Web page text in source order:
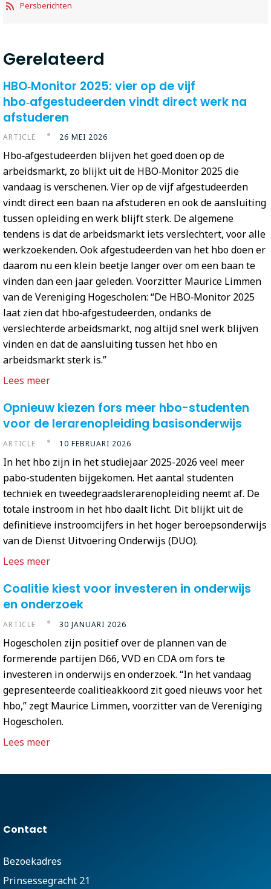
Persberichten
Gerelateerd
HBO‑Monitor 2025: vier op de vijf
hbo‑afgestudeerden vindt direct werk na
afstuderen
ARTICLE 26 MEI 2026
Hbo‑afgestudeerden blijven het goed doen op de
arbeidsmarkt, zo blijkt uit de HBO‑Monitor 2025 die
vandaag is verschenen. Vier op de vijf afgestudeerden
vindt direct een baan na afstuderen en ook de aansluiting
tussen opleiding en werk blijft sterk. De algemene
tendens is dat de arbeidsmarkt iets verslechtert, voor alle
werkzoekenden. Ook afgestudeerden van het hbo doen er
daarom nu een klein beetje langer over om een baan te
vinden dan een jaar geleden. Voorzitter Maurice Limmen
van de Vereniging Hogescholen: “De HBO‑Monitor 2025
laat zien dat hbo‑afgestudeerden, ondanks de
verslechterde arbeidsmarkt, nog altijd snel werk blijven
vinden en dat de aansluiting tussen het hbo en
arbeidsmarkt sterk is.”
Lees meer
Opnieuw kiezen fors meer hbo-studenten
voor de lerarenopleiding basisonderwijs
ARTICLE 10 FEBRUARI 2026
In het hbo zijn in het studiejaar 2025-2026 veel meer
pabo-studenten bijgekomen. Het aantal studenten
techniek en tweedegraadslerarenopleiding neemt af. De
totale instroom in het hbo daalt licht. Dit blijkt uit de
definitieve instroomcijfers in het hoger beroepsonderwijs
van de Dienst Uitvoering Onderwijs (DUO).
Lees meer
Coalitie kiest voor investeren in onderwijs
en onderzoek
ARTICLE 30 JANUARI 2026
Hogescholen zijn positief over de plannen van de
formerende partijen D66, VVD en CDA om fors te
investeren in onderwijs en onderzoek. “In het vandaag
gepresenteerde coalitieakkoord zit goed nieuws voor het
hbo,” zegt Maurice Limmen, voorzitter van de Vereniging
Hogescholen.
Lees meer
Contact
Bezoekadres
Prinsessegracht 21